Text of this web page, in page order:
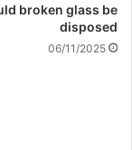
broken glass be
disposed
06/11/2025